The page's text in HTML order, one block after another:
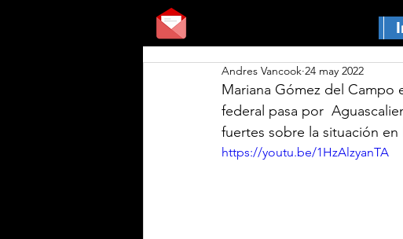
Andres Vancook 24 may 2022
Mariana Gómez del Campo
federal pasa por
fuertes sobre la situación
https://youtu.be/1HzAlzyanTA